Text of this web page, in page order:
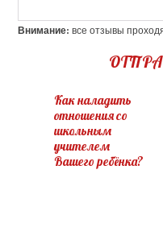
Внимание: все отзывы
Как наладить
отношения со
школьным
учителем
Вашего ребёнка?